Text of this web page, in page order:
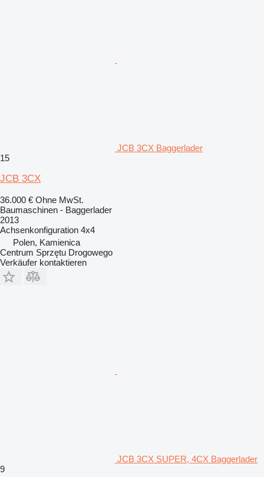
JCB 3CX Baggerlader
15
JCB 3CX
36.000 € Ohne MwSt.
Baumaschinen - Baggerlader
2013
Achsenkonfiguration 4x4
Polen, Kamienica
Centrum Sprzętu Drogowego
Verkäufer kontaktieren
JCB 3CX SUPER, 4CX Baggerlader
9